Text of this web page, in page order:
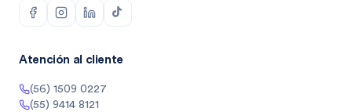
Atención al cliente
(56) 1509 0227
(55) 9414 8121